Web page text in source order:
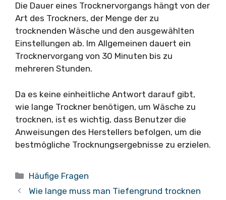
Die Dauer eines Trocknervorgangs hängt von der
Art des Trockners, der Menge der zu
trocknenden Wäsche und den ausgewählten
Einstellungen ab. Im Allgemeinen dauert ein
Trocknervorgang von 30 Minuten bis zu
mehreren Stunden.
Da es keine einheitliche Antwort darauf gibt,
wie lange Trockner benötigen, um Wäsche zu
trocknen, ist es wichtig, dass Benutzer die
Anweisungen des Herstellers befolgen, um die
bestmögliche Trocknungsergebnisse zu erzielen.
Kategorien
Häufige Fragen
Wie lange muss man Tiefengrund trocknen